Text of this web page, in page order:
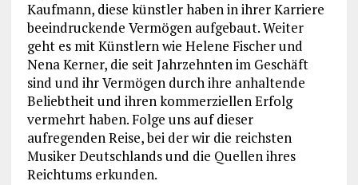
Kaufmann, diese künstler haben in ihrer Karriere
beeindruckende Vermögen aufgebaut. Weiter
geht es mit Künstlern wie Helene Fischer und
Nena Kerner, die seit Jahrzehnten im Geschäft
sind und ihr Vermögen durch ihre anhaltende
Beliebtheit und ihren kommerziellen Erfolg
vermehrt haben. Folge uns auf dieser
aufregenden Reise, bei der wir die reichsten
Musiker Deutschlands und die Quellen ihres
Reichtums erkunden.